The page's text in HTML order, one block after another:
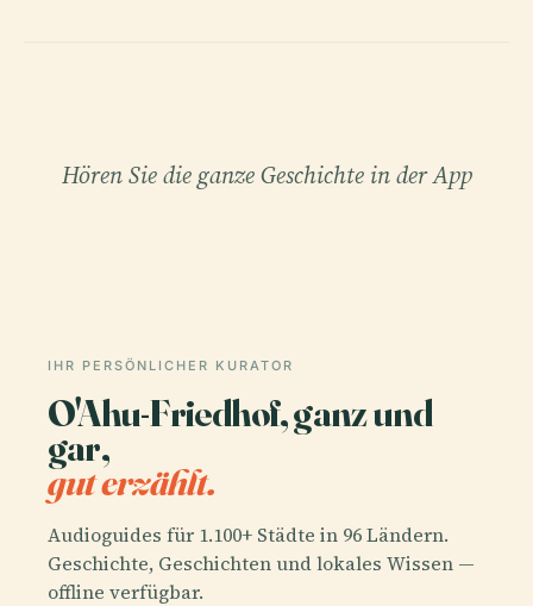
Hören Sie die ganze Geschichte in der App
IHR PERSÖNLICHER KURATOR
O'Ahu-Friedhof, ganz und
gar,
gut erzählt.
Audioguides für 1.100+ Städte in 96 Ländern.
Geschichte, Geschichten und lokales Wissen —
offline verfügbar.